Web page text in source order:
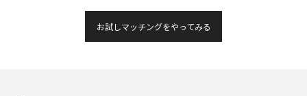
お試しマッチングをやってみる